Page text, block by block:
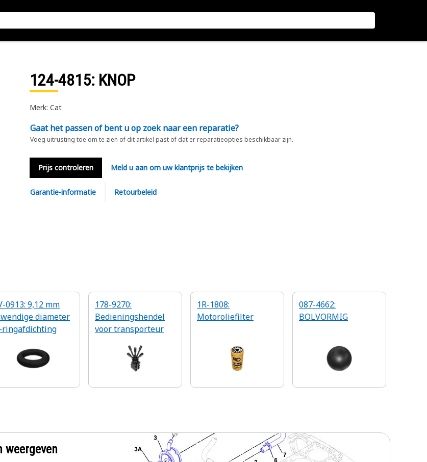
124-4815: KNOP
Merk: Cat
Gaat het passen of bent u op zoek naar een reparatie?
Voeg uitrusting toe om te zien of dit artikel past of dat er reparatieopties beschikbaar zijn.
Prijs controleren Meld u aan om uw klantprijs te bekijken
Garantie-informatie Retourbeleid
0913: 9,12 mm
diameter
ringafdichting
178-9270:
Bedieningshendel
voor transporteur
1R-1808:
Motoroliefilter
087-4662:
BOLVORMIG
weergeven